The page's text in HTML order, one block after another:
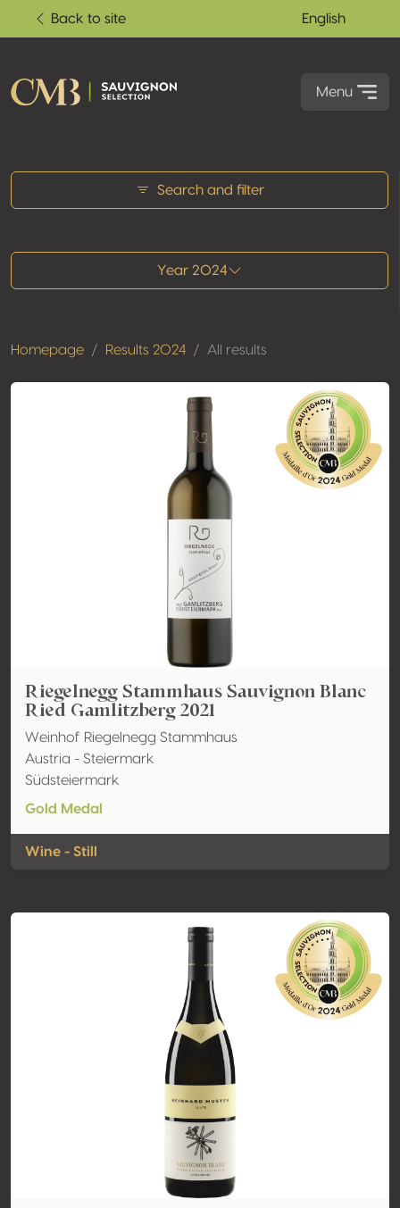
Back to site English
Menu
Search and filter
Year 2024
Homepage Results 2024 All results
Riegelnegg Stammhaus Sauvignon Blanc
Ried Gamlitzberg 2021
Weinhof Riegelnegg Stammhaus
Austria - Steiermark
Südsteiermark
Gold Medal
Wine - Still